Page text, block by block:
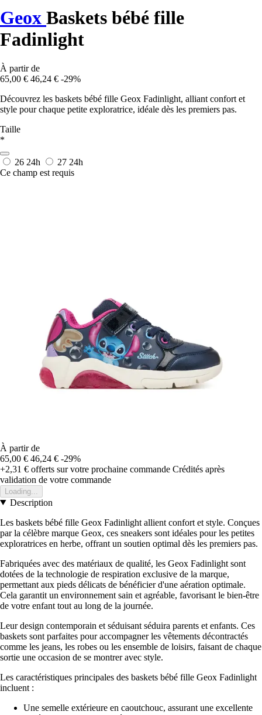
Geox Baskets bébé fille
Fadinlight
À partir de
65,00 € 46,24 € -29%
Découvrez les baskets bébé fille Geox Fadinlight, alliant confort et
style pour chaque petite exploratrice, idéale dès les premiers pas.
Taille
*
26 24h 27 24h
Ce champ est requis
À partir de
65,00 € 46,24 € -29%
+2,31 € offerts sur votre prochaine commande Crédités après
validation de votre commande
Loading...
Description
Les baskets bébé fille Geox Fadinlight allient confort et style. Conçues
par la célèbre marque Geox, ces sneakers sont idéales pour les petites
exploratrices en herbe, offrant un soutien optimal dès les premiers pas.
Fabriquées avec des matériaux de qualité, les Geox Fadinlight sont
dotées de la technologie de respiration exclusive de la marque,
permettant aux pieds délicats de bénéficier d'une aération optimale.
Cela garantit un environnement sain et agréable, favorisant le bien-être
de votre enfant tout au long de la journée.
Leur design contemporain et séduisant séduira parents et enfants. Ces
baskets sont parfaites pour accompagner les vêtements décontractés
comme les jeans, les robes ou les ensemble de loisirs, faisant de chaque
sortie une occasion de se montrer avec style.
Les caractéristiques principales des baskets bébé fille Geox Fadinlight
incluent :
Une semelle extérieure en caoutchouc, assurant une excellente